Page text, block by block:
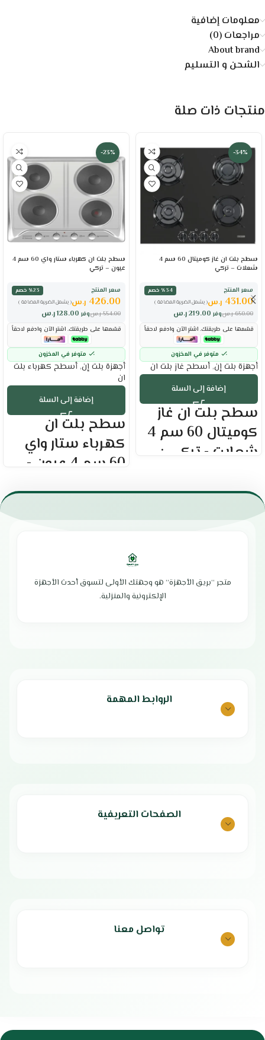
معلومات إضافية
مراجعات (0)
About brand
الشحن و التسليم
منتجات ذات صلة
-34%
سطح بلت ان غاز كوميتال 60 سم 4
شعلات – تركي
سعر المنتج
٪34 خصم
( يشمل الضريبة المضافة )
431.00 ر.س
وفر 219.00ر.س 650.00 ر.س
قسّمها على طريقتك. اشترِ الآن وادفع لاحقاً
متوفر في المخزون
أجهزة بلت إن, أسطح غاز بلت ان
إضافة إلى السلة
سطح بلت ان غاز
كوميتال 60 سم 4
شعلات - تركي :
4 شعلات غاز
الاستخدام
شبكة متينة مطلية بالمينا لمقاومة
نظام أمان موثوق لاستخدام آمن للغاز
-23%
سطح بلت ان كهرباء ستار واي 60 سم 4
عيون – تركي
سعر المنتج
٪23 خصم
( يشمل الضريبة المضافة )
426.00 ر.س
وفر 128.00ر.س 554.00 ر.س
قسّمها على طريقتك. اشترِ الآن وادفع لاحقاً
متوفر في المخزون
أجهزة بلت إن, أسطح كهرباء بلت
ان
إضافة إلى السلة
سطح بلت ان
كهرباء ستار واي
60 سم 4 عيون -
سهولة الاستخدام والتنظيف
مصنوع من خامات عالية الجودة
تصميم أنيق وعصري
متجر “بريق الأجهزة” هو وجهتك الأولى لتسوق أحدث الأجهزة
الإلكترونية والمنزلية.
الروابط المهمة
الصفحات التعريفية
تواصل معنا